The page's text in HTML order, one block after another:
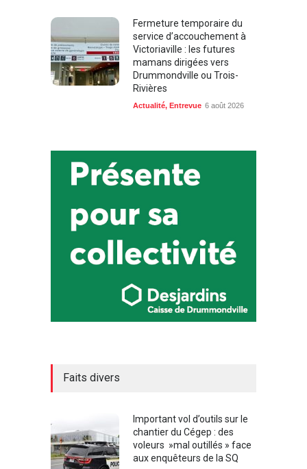
Fermeture temporaire du
service d’accouchement à
Victoriaville : les futures
mamans dirigées vers
Drummondville ou Trois-
Rivières
Actualité, Entrevue 6 août 2026
Faits divers
Important vol d’outils sur le
chantier du Cégep : des
voleurs »mal outillés » face
aux enquêteurs de la SQ